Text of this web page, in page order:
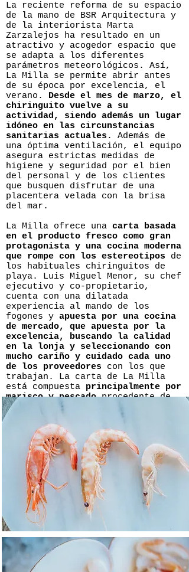
La reciente reforma de su espacio
de la mano de BSR Arquitectura y
de la interiorista Marta
Zarzalejos ha resultado en un
atractivo y acogedor espacio que
se adapta a los diferentes
parámetros meteorológicos. Así,
La Milla se permite abrir antes
de su época por excelencia, el
verano. Desde el mes de marzo, el
chiringuito vuelve a su
actividad, siendo además un lugar
idóneo en las circunstancias
sanitarias actuales . Además de
una óptima ventilación, el equipo
asegura estrictas medidas de
higiene y seguridad por el bien
del personal y de los clientes
que busquen disfrutar de una
placentera velada con la brisa
del mar.
La Milla ofrece una carta basada
en el producto fresco como gran
protagonista y una cocina moderna
que rompe con los estereotipos de
los habituales chiringuitos de
playa. Luis Miguel Menor, su chef
ejecutivo y co-propietario,
cuenta con una dilatada
experiencia al mando de los
fogones y apuesta por una cocina
de mercado, que apuesta por la
excelencia, buscando la calidad
en la lonja y seleccionando con
mucho cariño y cuidado cada uno
de los proveedores con los que
trabajan. La carta de La Milla
está compuesta principalmente por
marisco y pescadoprocedente de
las costas andaluzas, una
selección de la
mejor materia
prima que se adapta siempre a la
temporalidad , disponibilidad del
producto y a las capturas
diarias: desde boquerones,
sardinas, quisquillas, y
salmonetitos, a lubina, dorada y
bogavante nacional. Pero como
buenos malagueños, en La Milla no
falta un barco para hacer los
espetos más espectaculares de la
zona.